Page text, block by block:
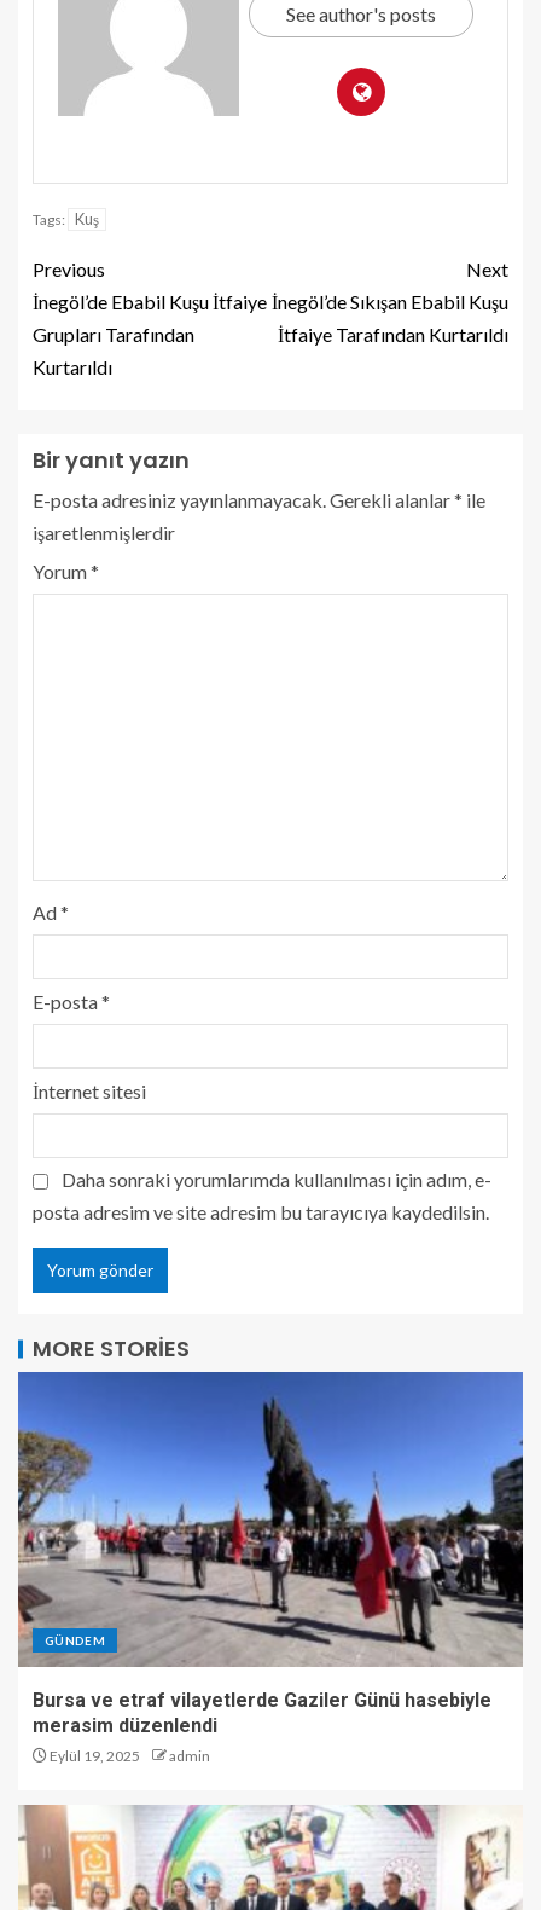
See author's posts
Tags: Kuş
Previous
İnegöl’de Ebabil Kuşu İtfaiye
Grupları Tarafından
Kurtarıldı
Next
İnegöl’de Sıkışan Ebabil Kuşu
İtfaiye Tarafından Kurtarıldı
Bir yanıt yazın
E-posta adresiniz yayınlanmayacak.Gerekli alanlar* ile
işaretlenmişlerdir
Yorum*
Ad*
E-posta*
İnternet sitesi
Daha sonraki yorumlarımda kullanılması için adım, e-
posta adresim ve site adresim bu tarayıcıya kaydedilsin.
MORE STORIES
GÜNDEM
Bursa ve etraf vilayetlerde Gaziler Günü hasebiyle
merasim düzenlendi
Eylül 19, 2025 admin